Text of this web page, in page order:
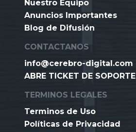
Nuestro Equipo
Anuncios Importantes
Blog de Difusión
CONTACTANOS
info@cerebro-digital.com
ABRE TICKET DE SOPORTE
TERMINOS LEGALES
Terminos de Uso
Políticas de Privacidad